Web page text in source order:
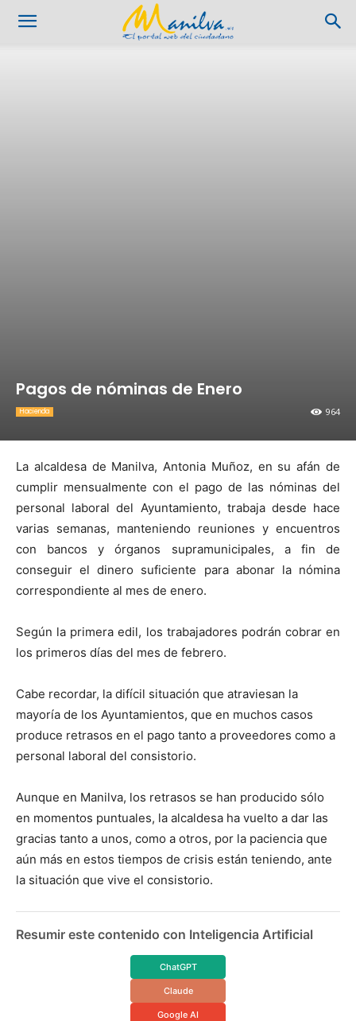
Pagos de nóminas de Enero
964
Hacienda
La alcaldesa de Manilva, Antonia Muñoz, en su afán de
cumplir mensualmente con el pago de las nóminas del
personal laboral del Ayuntamiento, trabaja desde hace
varias semanas, manteniendo reuniones y encuentros
con bancos y órganos supramunicipales, a fin de
conseguir el dinero suficiente para abonar la nómina
correspondiente al mes de enero.
Según la primera edil, los trabajadores podrán cobrar en
los primeros días del mes de febrero.
Cabe recordar, la difícil situación que atraviesan la
mayoría de los Ayuntamientos, que en muchos casos
produce retrasos en el pago tanto a proveedores como a
personal laboral del consistorio.
Aunque en Manilva, los retrasos se han producido sólo
en momentos puntuales, la alcaldesa ha vuelto a dar las
gracias tanto a unos, como a otros, por la paciencia que
aún más en estos tiempos de crisis están teniendo, ante
la situación que vive el consistorio.
Resumir este contenido con Inteligencia Artificial
ChatGPT
Claude
Google AI